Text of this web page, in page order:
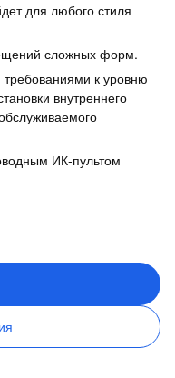
для любого стиля
сложных форм.
к уровню
внутреннего
ИК-пультом